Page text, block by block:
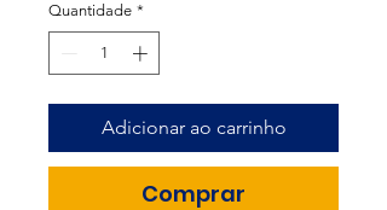
Quantidade *
Adicionar ao carrinho
Comprar